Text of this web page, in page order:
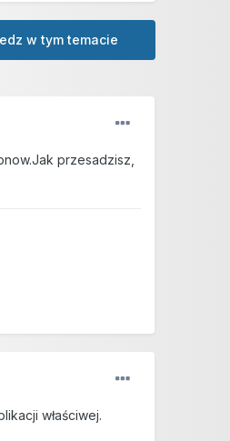
w tym temacie
przesadzisz,
właściwej.